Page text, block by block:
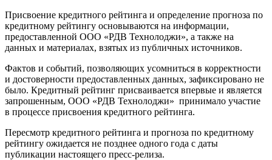
Присвоение кредитного рейтинга и определение прогноза по
кредитному рейтингу основываются на информации,
предоставленной ООО «РДВ Технолоджи», а также на
данных и материалах, взятых из публичных источников.
Фактов и событий, позволяющих усомниться в корректности
и достоверности предоставленных данных, зафиксировано не
было. Кредитный рейтинг присваивается впервые и является
запрошенным, ООО «РДВ Технолоджи» принимало участие
в процессе присвоения кредитного рейтинга.
Пересмотр кредитного рейтинга и прогноза по кредитному
рейтингу ожидается не позднее одного года с даты
публикации настоящего пресс-релиза.